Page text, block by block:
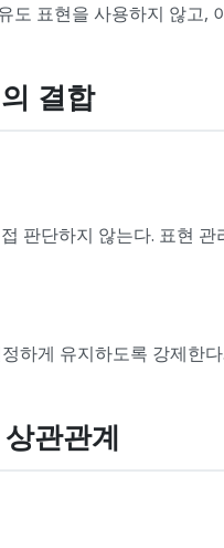
도 표현을 사용하지 않
결합
판단하지 않는다. 표현
하게 유지하도록 강제한
관관계